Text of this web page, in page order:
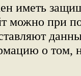
иметь
можно при
о том,